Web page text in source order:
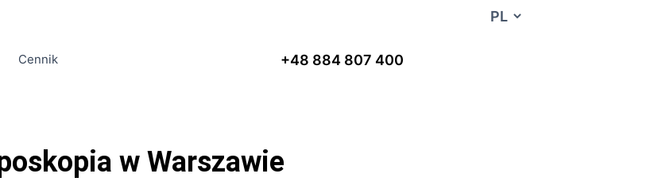
Cennik +48 884 807 400
w Warszawie